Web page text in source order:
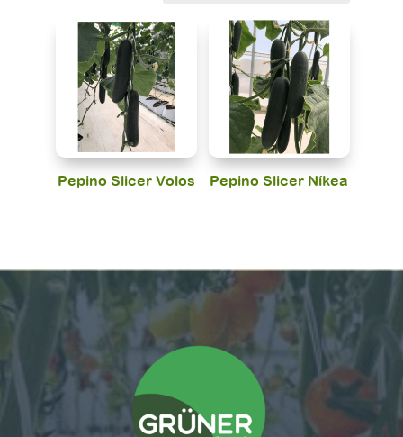
Pepino Slicer Volos Pepino Slicer Níkea